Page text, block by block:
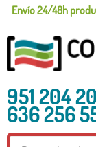
Envío 24/48h
951 204
636 256